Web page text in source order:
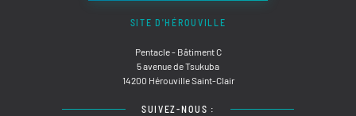
SITE D'HÉROUVILLE
Pentacle - Bâtiment C
5 avenue de Tsukuba
14200 Hérouville Saint-Clair
SUIVEZ-NOUS :